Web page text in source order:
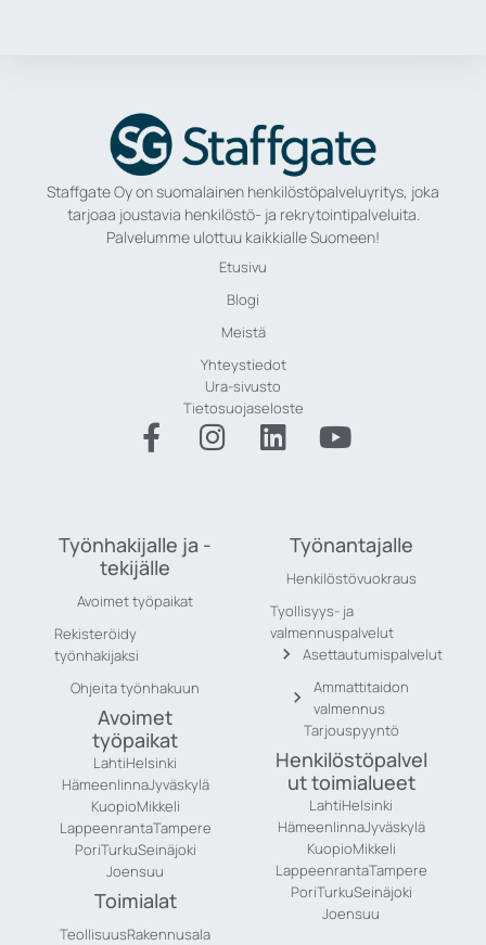
Staffgate Oy on suomalainen henkilöstöpalveluyritys, joka
tarjoaa joustavia henkilöstö- ja rekrytointipalveluita.
Palvelumme ulottuu kaikkialle Suomeen!
Etusivu
Blogi
Meistä
Yhteystiedot
Ura-sivusto
Tietosuojaseloste
Työnhakijalle ja -
tekijälle
Avoimet työpaikat
Rekisteröidy
työnhakijaksi
Ohjeita työnhakuun
Avoimet
työpaikat
LahtiHelsinki
HämeenlinnaJyväskylä
KuopioMikkeli
LappeenrantaTampere
PoriTurkuSeinäjoki
Joensuu
Toimialat
TeollisuusRakennusala
Työnantajalle
Henkilöstövuokraus
Tyollisyys- ja
valmennuspalvelut
Asettautumispalvelut
Ammattitaidon
valmennus
Tarjouspyyntö
Henkilöstöpalvel
ut toimialueet
LahtiHelsinki
HämeenlinnaJyväskylä
KuopioMikkeli
LappeenrantaTampere
PoriTurkuSeinäjoki
Joensuu